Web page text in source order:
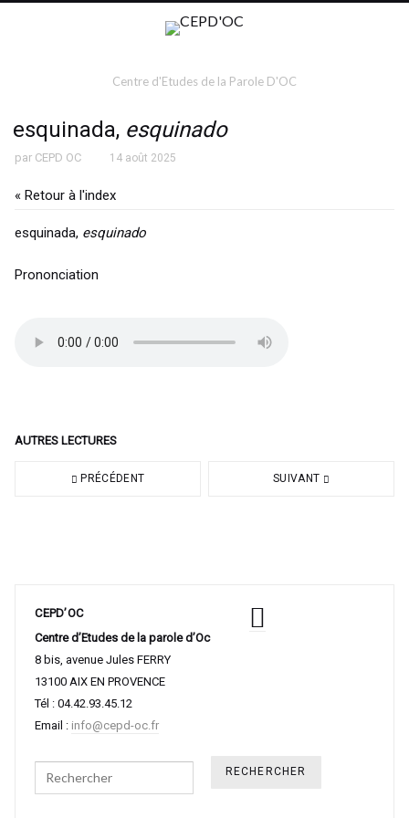
Centre d'Etudes de la Parole D'OC
esquinada, esquinado
par CEPD OC 14 août 2025
« Retour à l'index
esquinada, esquinado
Prononciation
AUTRES LECTURES
PRÉCÉDENT SUIVANT
CEPD’OC
Centre d’Etudes de la parole d’Oc
8 bis, avenue Jules FERRY
13100 AIX EN PROVENCE
Tél : 04.42.93.45.12
Email : info@cepd-oc.fr
Search